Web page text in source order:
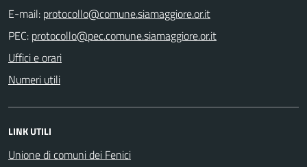
E-mail:
PEC:
Uffici e orari
Numeri utili
LINK UTILI
Unione di comuni dei Fenici